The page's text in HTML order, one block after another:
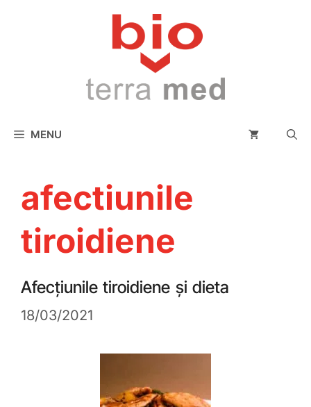
MENU
afectiunile
tiroidiene
Afecțiunile tiroidiene și dieta
18/03/2021